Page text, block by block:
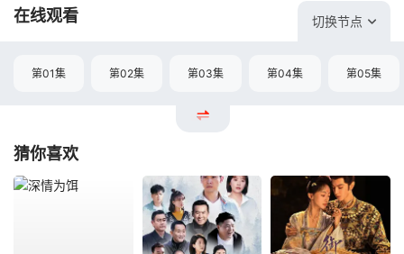
在线观看 切换节点
第01集 第02集 第03集 第04集 第05集
猜你喜欢